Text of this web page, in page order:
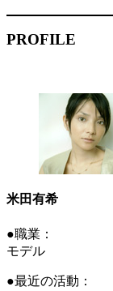
PROFILE
米田有希
●職業：
モデル
●最近の活動：